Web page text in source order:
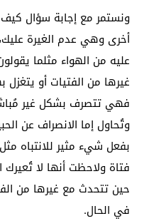
ونستمر مع إجابة سؤال
أخرى وهي عدم الغيرة
عليه من الهواء مثلما
غيرها من الفتيات أو
فهي تتصرف بشكل غير
وتُحاول إما الانصراف عن
بفعل شيء مثير للانتباه
فتاة ولاحظت أنها لا تُعيرك
حين تتحدث مع غيرها من
في الحال.